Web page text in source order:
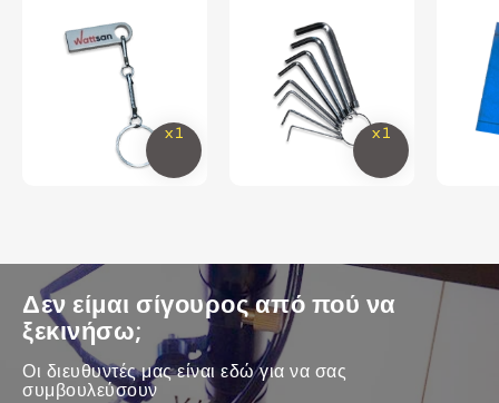
Δεν είμαι σίγουρος από πού να
ξεκινήσω;
Οι διευθυντές μας είναι εδώ για να σας
συμβουλεύσουν